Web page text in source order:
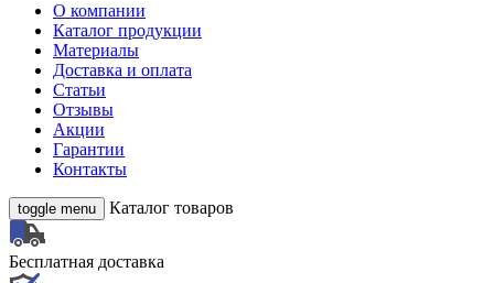
О компании
Каталог продукции
Материалы
Доставка и оплата
Статьи
Отзывы
Акции
Гарантии
Контакты
toggle menu Каталог товаров
Бесплатная доставка